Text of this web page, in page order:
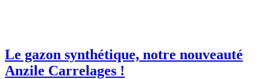
Le gazon synthétique, notre nouveauté
Anzile Carrelages !